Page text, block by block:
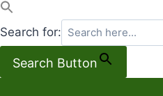
Search for:
Search Button